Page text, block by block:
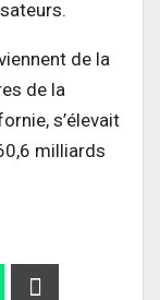
de la
de la
s’élevait
milliards